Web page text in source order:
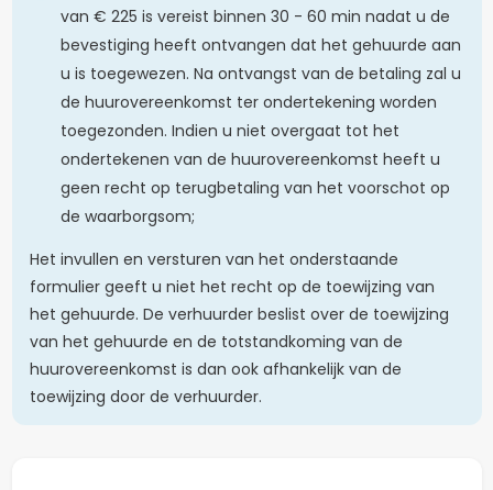
van € 225 is vereist binnen 30 - 60 min nadat u de
bevestiging heeft ontvangen dat het gehuurde aan
u is toegewezen. Na ontvangst van de betaling zal u
de huurovereenkomst ter ondertekening worden
toegezonden. Indien u niet overgaat tot het
ondertekenen van de huurovereenkomst heeft u
geen recht op terugbetaling van het voorschot op
de waarborgsom;
Het invullen en versturen van het onderstaande
formulier geeft u niet het recht op de toewijzing van
het gehuurde. De verhuurder beslist over de toewijzing
van het gehuurde en de totstandkoming van de
huurovereenkomst is dan ook afhankelijk van de
toewijzing door de verhuurder.